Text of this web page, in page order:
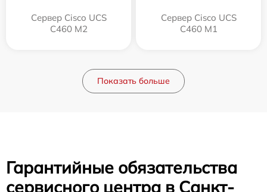
Сервер Cisco UCS
C460 M2
Сервер Cisco UCS
C460 M1
Показать больше
Гарантийные обязательства
сервисного центра в Санкт-